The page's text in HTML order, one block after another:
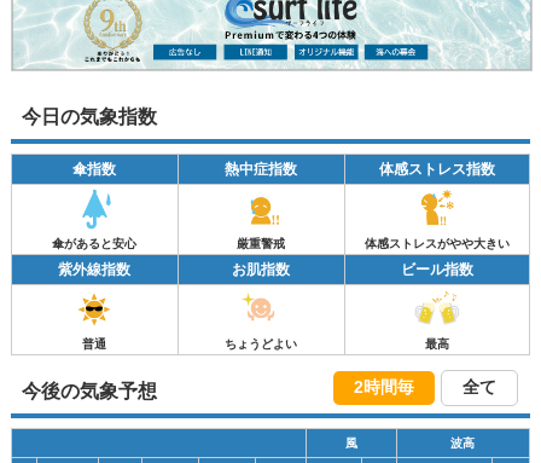
今日の気象指数
傘指数 熱中症指数 体感ストレス指数
傘があると安心 厳重警戒 体感ストレスがやや大きい
紫外線指数 お肌指数 ビール指数
普通 ちょうどよい 最高
今後の気象予想 2時間毎 全て
風 波高